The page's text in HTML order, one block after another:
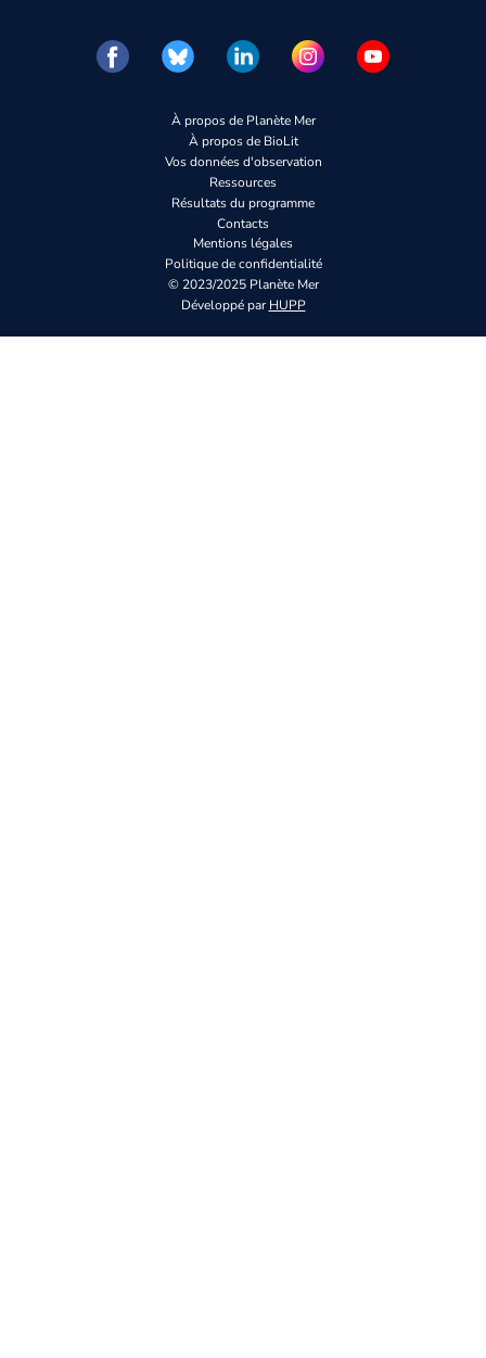
À propos de Planète Mer
À propos de BioLit
Vos données d'observation
Ressources
Résultats du programme
Contacts
Mentions légales
Politique de confidentialité
© 2023/2025 Planète Mer
Développé parHUPP